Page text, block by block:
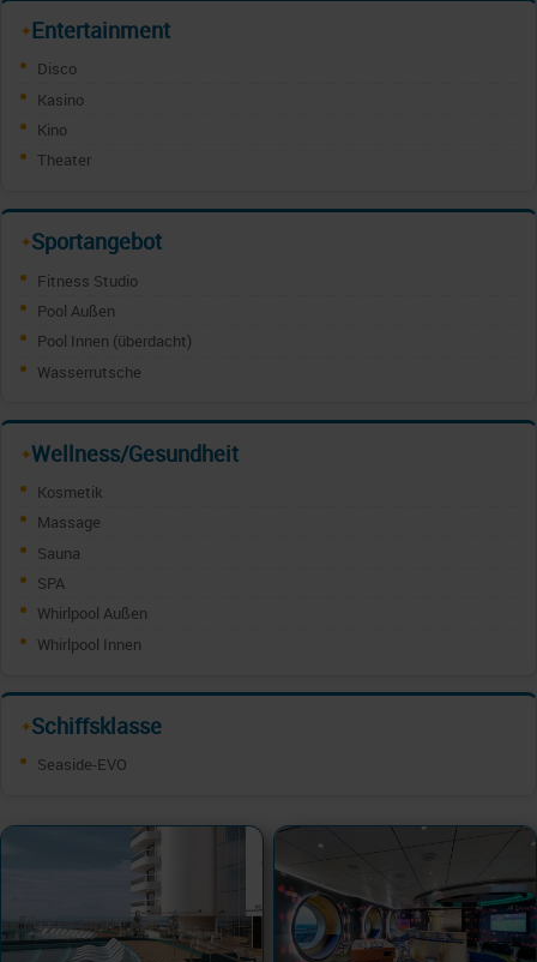
✦Entertainment
Disco
Kasino
Kino
Theater
✦Sportangebot
Fitness Studio
Pool Außen
Pool Innen (überdacht)
Wasserrutsche
✦Wellness/Gesundheit
Kosmetik
Massage
Sauna
SPA
Whirlpool Außen
Whirlpool Innen
✦Schiffsklasse
Seaside-EVO